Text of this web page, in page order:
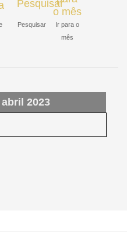
Pesquisar
Ir para o
mês
2023